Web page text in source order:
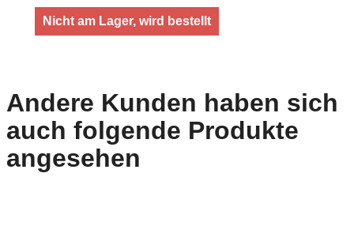
Nicht am Lager, wird bestellt
Andere Kunden haben sich
auch folgende Produkte
angesehen